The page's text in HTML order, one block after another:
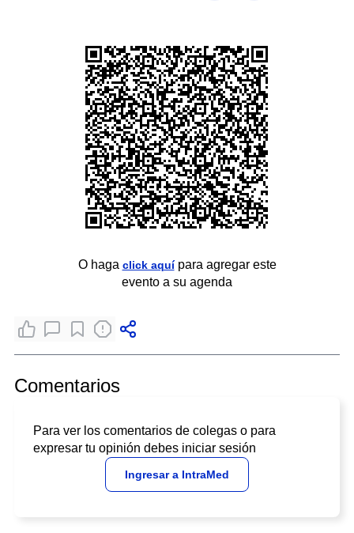
O haga click aquípara agregar este
evento a su agenda
Comentarios
Para ver los comentarios de colegas o para
expresar tu opinión debes iniciar sesión
Ingresar a IntraMed